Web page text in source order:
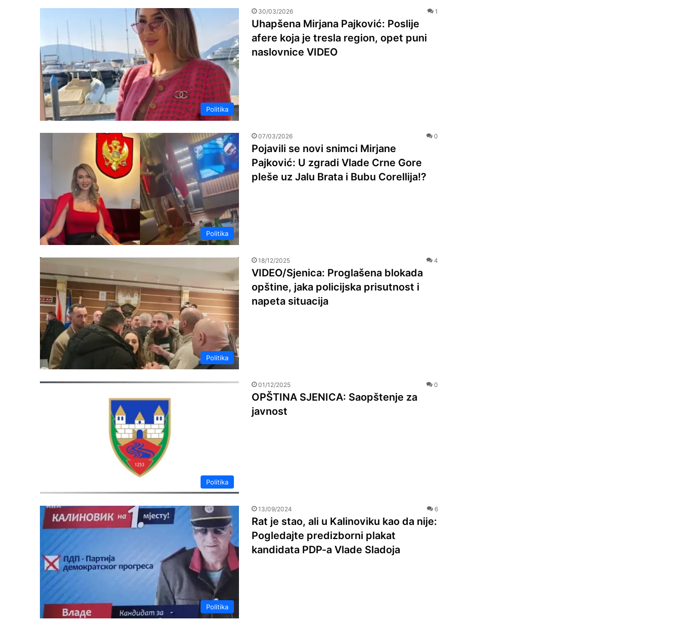
Politika
30/03/2026 1
Uhapšena Mirjana Pajković: Poslije
afere koja je tresla region, opet puni
naslovnice VIDEO
Politika
07/03/2026 0
Pojavili se novi snimci Mirjane
Pajković: U zgradi Vlade Crne Gore
pleše uz Jalu Brata i Bubu Corellija!?
Politika
18/12/2025 4
VIDEO/Sjenica: Proglašena blokada
opštine, jaka policijska prisutnost i
napeta situacija
Politika
01/12/2025 0
OPŠTINA SJENICA: Saopštenje za
javnost
Politika
13/09/2024 6
Rat je stao, ali u Kalinoviku kao da nije:
Pogledajte predizborni plakat
kandidata PDP-a Vlade Sladoja